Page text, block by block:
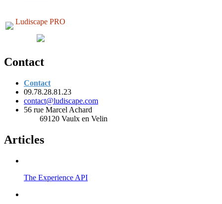
Ludiscape PRO
Contact
Contact
09.78.28.81.23
contact@ludiscape.com
56 rue Marcel Achard
69120 Vaulx en Velin
Articles
The Experience API